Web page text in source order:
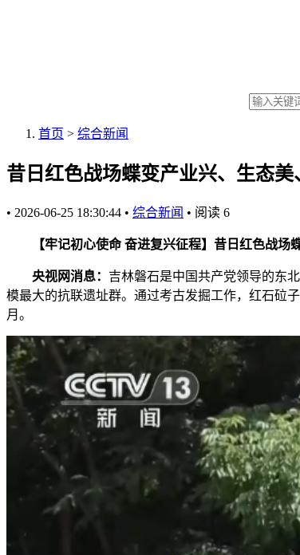
首页 > 综合新闻
昔日红色战场蝶变产业兴、生态
• 2026-06-25 18:30:44 • 综合新闻 • 阅读 6
【牢记初心使命 奋进复兴征程】昔日红色战
央视网消息： 吉林磐石是中国共产党领导的东
模最大的抗联遗址群。通过考古发掘工作，红石砬
月。